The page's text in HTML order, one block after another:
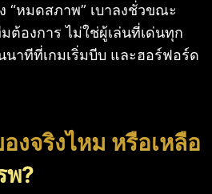
“หมดสภาพ” เบาลงชั่วขณะ
ต้องการ ไม่ใช่ผู้เล่นที่เด่นทุก
าทีที่เกมเริ่มบีบ และฮอร์ฟอร์ด
งจริงไหม หรือเหลือ
พ?